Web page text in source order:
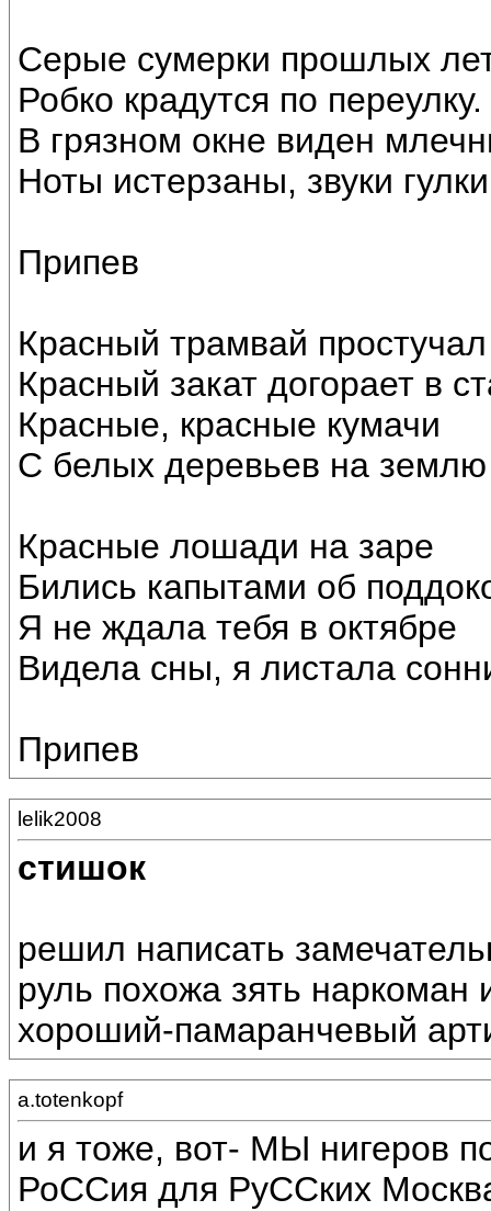
Серые сумерки прошлых
Робко крадутся по переулку.
В грязном окне виден
Ноты истерзаны, звуки
Припев
Красный трамвай
Красный закат догорает в
Красные, красные кумачи
С белых деревьев на
Красные лошади на заре
Бились капытами об
Я не ждала тебя в октябре
Видела сны, я листала
Припев
lelik2008
стишок
решил написать
руль похожа зять наркоман
хороший-памаранчевый
a.totenkopf
и я тоже, вот- МЫ нигеров
РоССия для РуССких